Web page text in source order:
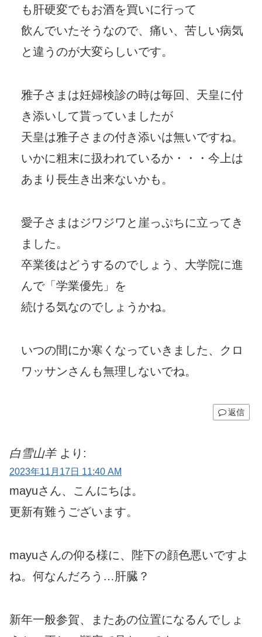
も肝硬変でもお酒を買いに行って
飲んでいたそうなので、痛い、苦しい病気
と違うのが大変らしいです。
雅子さまは妊婦検診の時は毎回、天皇に付
き添いして貰っていましたが
天皇は雅子さまの付き添いは無いですね。
いかに粗末に扱われているか・・・今上は
あまり長生き出来ないかも。
愛子さまはジワジワと崖っぷちに立ってき
ました。
卒業後はどうするのでしょう、大学院に進
んで「学業優先」を
続ける気なのでしょうかね。
いつの間にか寒くなっていきました、クロ
ワッサンさんも無理しないでね。
返信
白雪山羊 より:
2023年11月17日 11:40 AM
mayuさん、こんにちは。
更新有難うございます。
mayuさんの仰る様に、陛下の顔色悪いですよ
ね。何なんだろう…肝臓？
新年一般参賀、またあの位置になるんでしょ